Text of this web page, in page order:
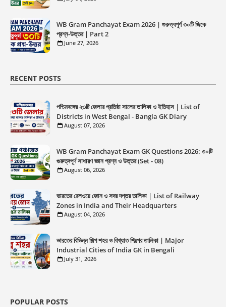
WB Gram Panchayat Exam 2026 | গুরুত্বপূর্ণ ৩০টি জিকে
প্রশ্ন-উত্তর | Part 2
June 27, 2026
RECENT POSTS
পশ্চিমবঙ্গের ২৩টি জেলার প্রতিষ্ঠা সালের তালিকা ও ইতিহাস | List of
Districts in West Bengal - Bangla GK Diary
August 07, 2026
WB Gram Panchayat Exam GK Questions 2026: ৩০টি
গুরুত্বপূর্ণ সাধারণ জ্ঞান প্রশ্ন ও উত্তর (Set - 08)
August 06, 2026
ভারতের রেলওয়ে জোন ও সদর দপ্তর তালিকা | List of Railway
Zones in India and Their Headquarters
August 04, 2026
ভারতের বিভিন্ন শিল্প শহর ও বিখ্যাত শিল্পের তালিকা | Major
Industrial Cities of India GK in Bengali
July 31, 2026
POPULAR POSTS